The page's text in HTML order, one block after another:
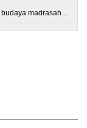
budaya madrasah…